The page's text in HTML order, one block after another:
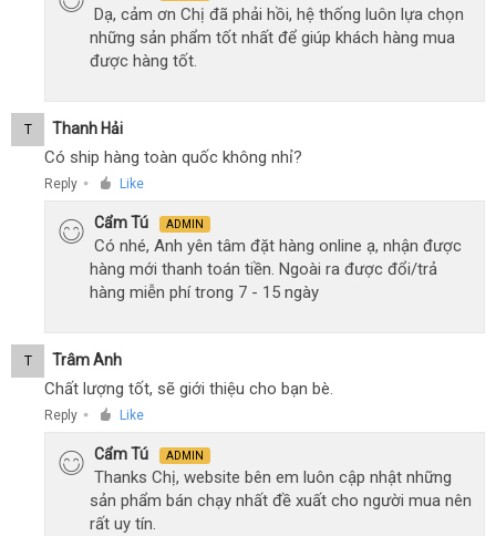
Dạ, cảm ơn Chị đã phải hồi, hệ thống luôn lựa chọn
những sản phẩm tốt nhất để giúp khách hàng mua
được hàng tốt.
T Thanh Hải
Có ship hàng toàn quốc không nhỉ?
Reply ● Like
Cẩm Tú ADMIN
Có nhé, Anh yên tâm đặt hàng online ạ, nhận được
hàng mới thanh toán tiền. Ngoài ra được đổi/trả
hàng miễn phí trong 7 - 15 ngày
T Trâm Anh
Chất lượng tốt, sẽ giới thiệu cho bạn bè.
Reply ● Like
Cẩm Tú ADMIN
Thanks Chị, website bên em luôn cập nhật những
sản phẩm bán chạy nhất đề xuất cho người mua nên
rất uy tín.